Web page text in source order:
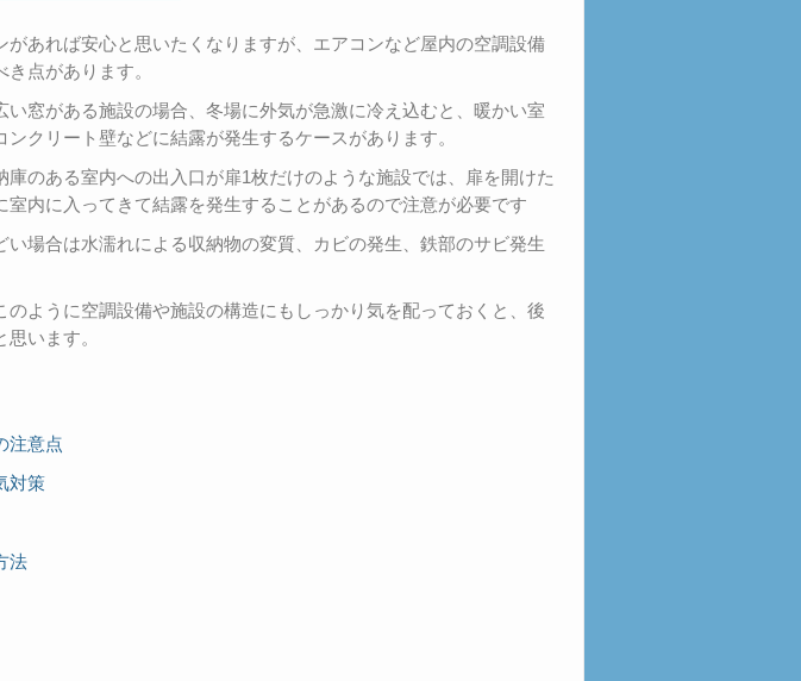
があれば安心と思いたくなりますが、エアコンなど屋内の空調設備
点があります。
窓がある施設の場合、冬場に外気が急激に冷え込むと、暖かい室
クリート壁などに結露が発生するケースがあります。
のある室内への出入口が扉1枚だけのような施設では、扉を開けた
室内に入ってきて結露を発生することがあるので注意が必要です
場合は水濡れによる収納物の変質、カビの発生、鉄部のサビ発生
のように空調設備や施設の構造にもしっかり気を配っておくと、後
います。
注意点
対策
法